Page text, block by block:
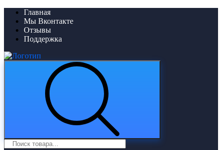
Главная
Мы Вконтакте
Отзывы
Поддержка